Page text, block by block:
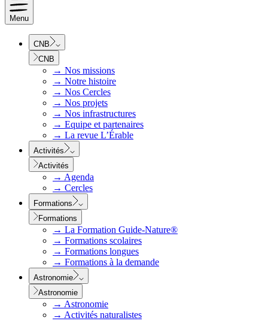
Menu
CNB
CNB
→ Nos missions
→ Notre histoire
→ Nos Cercles
→ Nos projets
→ Nos infrastructures
→ Equipe et partenaires
→ La revue L’Érable
Activités
Activités
→ Agenda
→ Cercles
Formations
Formations
→ La Formation Guide-Nature®
→ Formations scolaires
→ Formations longues
→ Formations à la demande
Astronomie
Astronomie
→ Astronomie
→ Activités naturalistes